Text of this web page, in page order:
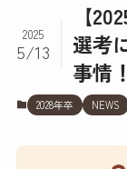
【
選考
事情
2025
5/13
2028年卒 NEWS